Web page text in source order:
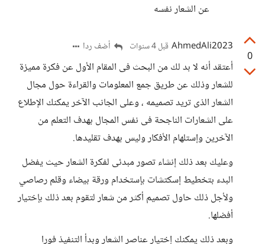
عن الشعار نفسه
0
AhmedAli2023 قبل 4 سنوات أضف ردا
أعتقد أنه لا بد لك من البحث فى المقام الأول عن فكرة مميزة
للشعار وذلك عن طريق جمع المعلومات والقراءة حول مجال
الشعار الذى تريد تصميمه ، وعلى الجانب الآخر يمكنك الإطلاع
على الشعارات الناجحة فى نفس المجال بهدف التعلم من
الآخرين وإستلهام الأفكار وليس بهدف تقليدها.
وعليك بعد ذلك إنشاء تصور مبدئى لفكرة الشعار حيث يفضل
البدء بتخطيط إسكتشات بإستخدام ورقة بيضاء وقلم رصاصي
ولأجل ذلك حاول تصميم أكثر من شعار لتقوم بعد ذلك بإختيار
أفضلها.
وبعد ذلك يمكنك إختيار عناصر الشعار وبدأ التنفيذ فورا